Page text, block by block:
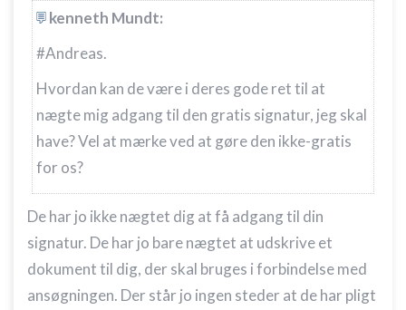
kenneth Mundt:
#Andreas.
Hvordan kan de være i deres gode ret til at
nægte mig adgang til den gratis signatur, jeg skal
have? Vel at mærke ved at gøre den ikke-gratis
for os?
De har jo ikke nægtet dig at få adgang til din
signatur. De har jo bare nægtet at udskrive et
dokument til dig, der skal bruges i forbindelse med
ansøgningen. Der står jo ingen steder at de har pligt